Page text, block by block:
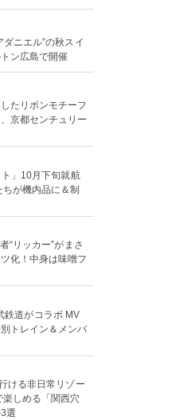
ニエル”の秋スイ
ン広島で開催
たリボンモチーフ
京都センチュリー
」10月下旬就航
が機内品に＆制
“リッカー”がまさ
化！中身は味噌フ
鉄道がコラボ MV
トレイン＆メンバ
ける非日常リゾー
楽しめる「関西穴
選